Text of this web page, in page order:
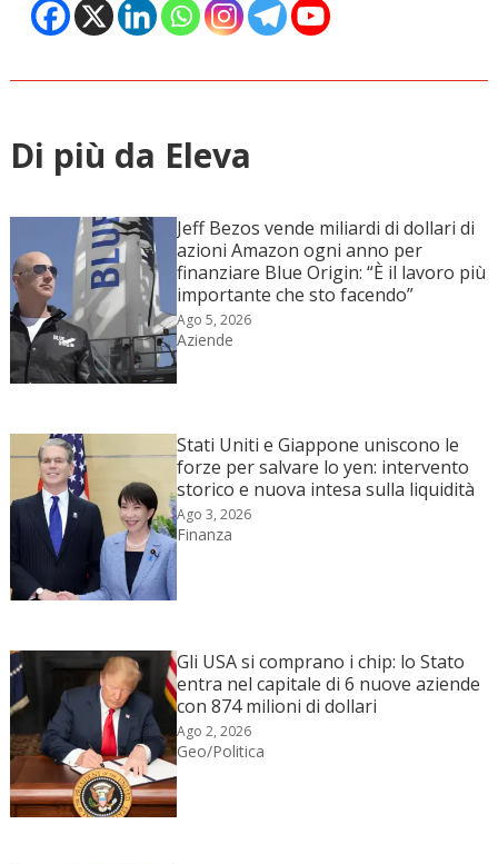
Di più da Eleva
Jeff Bezos vende miliardi di dollari di
azioni Amazon ogni anno per
finanziare Blue Origin: “È il lavoro più
importante che sto facendo”
Ago 5, 2026
Aziende
Stati Uniti e Giappone uniscono le
forze per salvare lo yen: intervento
storico e nuova intesa sulla liquidità
Ago 3, 2026
Finanza
Gli USA si comprano i chip: lo Stato
entra nel capitale di 6 nuove aziende
con 874 milioni di dollari
Ago 2, 2026
Geo/Politica